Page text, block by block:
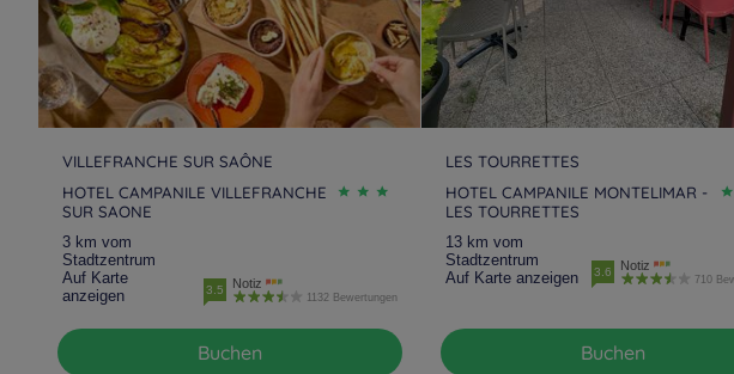
VILLEFRANCHE SUR SAÔNE
HOTEL CAMPANILE VILLEFRANCHE
SUR SAONE
3 km vom
Stadtzentrum
Auf Karte
anzeigen
3.5 Notiz
1132 Bewertungen
Buchen
LES TOURRETTES
HOTEL CAMPANILE MONTELIMAR -
LES TOURRETTES
13 km vom
Stadtzentrum
Auf Karte anzeigen
3.6 Notiz
710
Buchen